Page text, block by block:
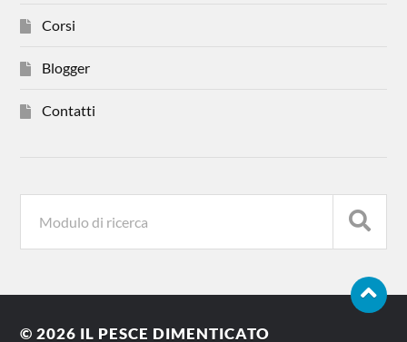
Corsi
Blogger
Contatti
© 2026 IL PESCE DIMENTICATO